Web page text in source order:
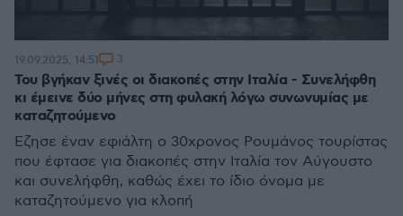
Του βγήκαν ξινές οι διακοπές στην Ιταλία - Συνελήφθη
κι έμεινε δύο μήνες στη φυλακή λόγω συνωνυμίας με
καταζητούμενο
Έζησε έναν εφιάλτη ο 30χρονος Ρουμάνος τουρίστας
που έφτασε για διακοπές στην Ιταλία τον Αύγουστο
και συνελήφθη, καθώς έχει το ίδιο όνομα με
καταζητούμενο για κλοπή
19.09.2025, 14:51 3